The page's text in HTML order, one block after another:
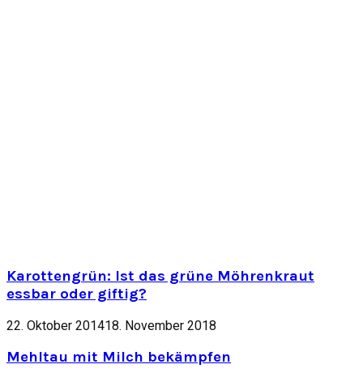
Karottengrün: Ist das grüne Möhrenkraut
essbar oder giftig?
22. Oktober 201418. November 2018
Mehltau mit Milch bekämpfen